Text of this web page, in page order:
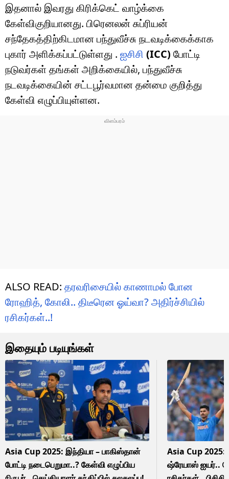
இதனால் இவரது கிரிக்கெட் வாழ்க்கை
கேள்விகுறியானது. பிரெனலன் சுப்ரியன்
சந்தேகத்திற்கிடமான பந்துவீச்சு நடவடிக்கைக்காக
புகார் அளிக்கப்பட்டுள்ளது . ஐசிசி (ICC) போட்டி
நடுவர்கள் தங்கள் அறிக்கையில், பந்துவீச்சு
நடவடிக்கையின் சட்டபூர்வமான தன்மை குறித்து
கேள்வி எழுப்பியுள்ளன.
ALSO READ: தரவரிசையில் காணாமல் போன
ரோஹித், கோலி.. திடீரென ஓய்வா? அதிர்ச்சியில்
ரசிகர்கள்..!
இதையும் படியுங்கள்
Asia Cup 2025: இந்தியா – பாகிஸ்தான்
போட்டி நடைபெறுமா..? கேள்வி எழுப்பிய
Asia Cup 2025:
ஷ்ரேயாஸ் ஐயர்..